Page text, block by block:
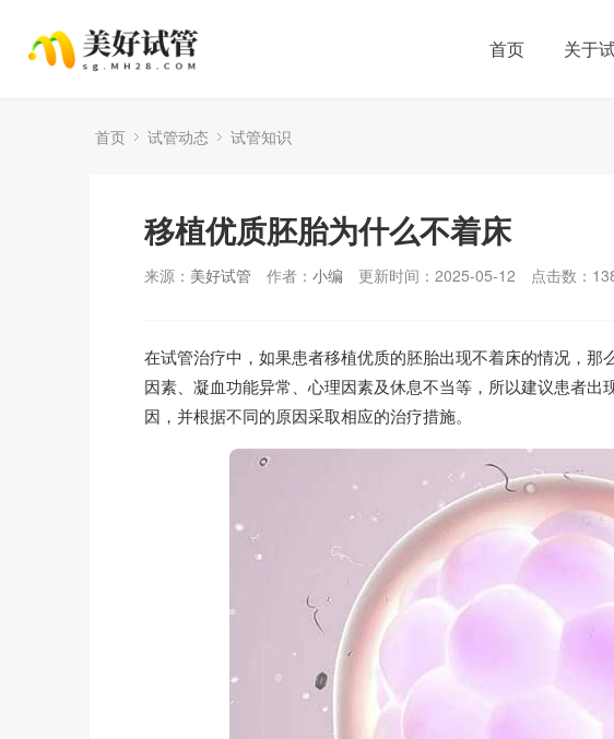
首页 关于
首页 试管动态 试管知识
移植优质胚胎为什么不着床
来源： 美好试管 作者： 小编 更新时间：2025-05-12 点击数：
在试管治疗中，如果患者移植优质的胚胎出现不着床的情况，
因素、凝血功能异常、心理因素及休息不当等，所以建议患者
因，并根据不同的原因采取相应的治疗措施。